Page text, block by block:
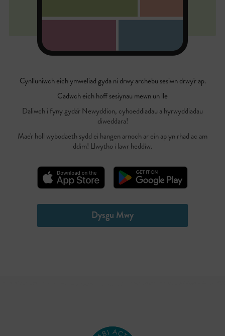
Cynlluniwch eich ymweliad gyda ni drwy archebu sesiwn drwy'r ap.
Cadwch eich hoff sesiynau mewn un lle
Daliwch i fyny gyda'r Newyddion, cyhoeddiadau a hyrwyddiadau
diweddara!
Mae'r holl wybodaeth sydd ei hangen arnoch ar ein ap yn rhad ac am
ddim! Llwytho i lawr heddiw.
Dysgu Mwy